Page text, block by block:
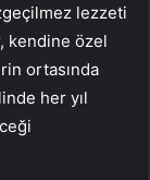
lezzeti
kendine özel
ortasında
her yıl